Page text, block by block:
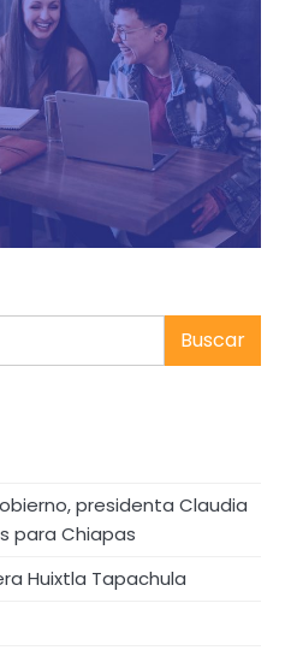
Buscar
presidenta Claudia
para Chiapas
Huixtla Tapachula